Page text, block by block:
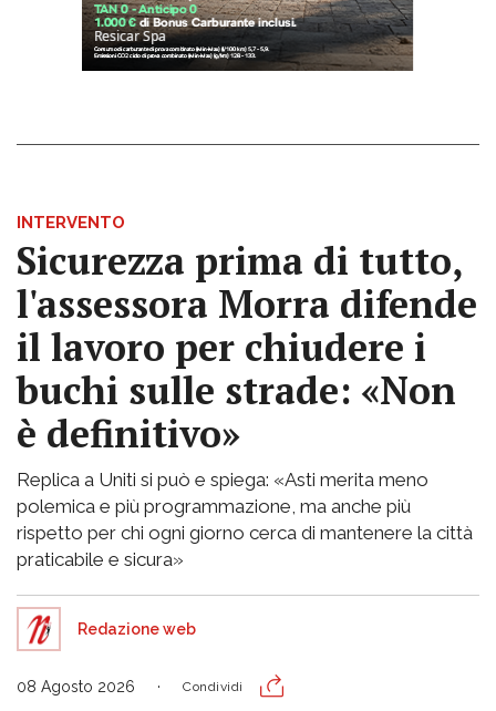
INTERVENTO
Sicurezza prima di tutto,
l'assessora Morra difende
il lavoro per chiudere i
buchi sulle strade: «Non
è definitivo»
Replica a Uniti si può e spiega: «Asti merita meno
polemica e più programmazione, ma anche più
rispetto per chi ogni giorno cerca di mantenere la città
praticabile e sicura»
Redazione web
08 Agosto 2026 Condividi